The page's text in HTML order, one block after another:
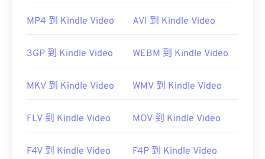
Browser 軟體。
MP4 到 Kindle Video AVI 到 Kindle Video
3GP 到 Kindle Video WEBM 到 Kindle Video
MKV 到 Kindle Video WMV 到 Kindle Video
FLV 到 Kindle Video MOV 到 Kindle Video
F4V 到 Kindle Video F4P 到 Kindle Video